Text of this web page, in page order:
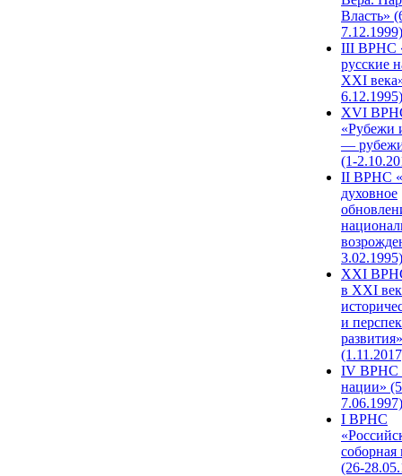
Власть»
7.12.1999)
III ВРНС
русские
XXI
6.12.1995)
XVI
«Рубежи
—
(1-
II ВРНС
духовное
3.02.1995)
XХI
в XXI
и
развития»
IV ВРНС
нации»
7.06.1997)
I ВРНС
(26-